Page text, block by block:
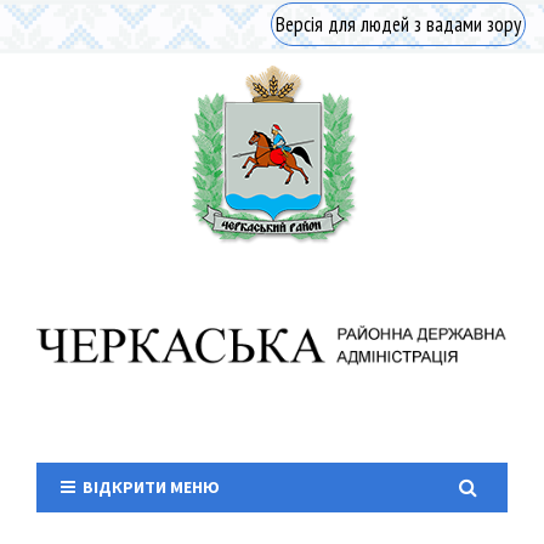
Версія для людей з вадами зору
ВІДКРИТИ МЕНЮ